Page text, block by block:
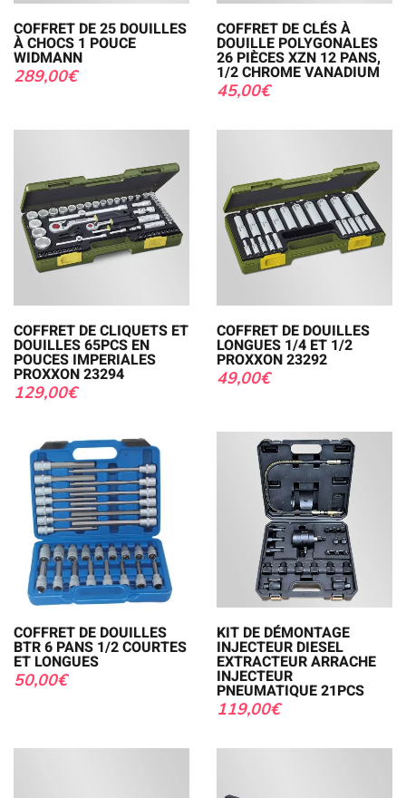
COFFRET DE 25 DOUILLES
À CHOCS 1 POUCE
WIDMANN
289,00€
COFFRET DE CLÉS À
DOUILLE POLYGONALES
26 PIÈCES XZN 12 PANS,
1/2 CHROME VANADIUM
45,00€
COFFRET DE CLIQUETS ET
DOUILLES 65PCS EN
POUCES IMPERIALES
PROXXON 23294
129,00€
COFFRET DE DOUILLES
LONGUES 1/4 ET 1/2
PROXXON 23292
49,00€
COFFRET DE DOUILLES
BTR 6 PANS 1/2 COURTES
ET LONGUES
50,00€
KIT DE DÉMONTAGE
INJECTEUR DIESEL
EXTRACTEUR ARRACHE
INJECTEUR
PNEUMATIQUE 21PCS
119,00€